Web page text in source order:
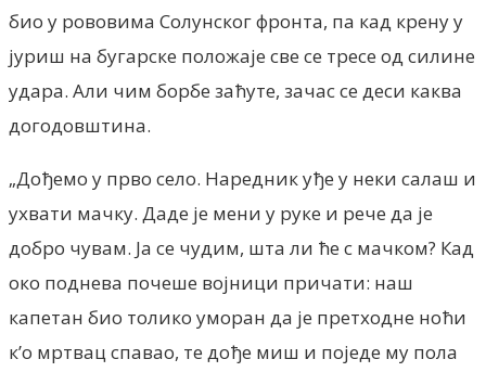
био у рововима Солунског фронта, па кад крену у
јуриш на бугарске положаје све се тресе од силине
удара. Али чим борбе заћуте, зачас се деси каква
догодовштина.
„Дођемо у прво село. Наредник уђе у неки салаш и
ухвати мачку. Даде је мени у руке и рече да је
добро чувам. Ја се чудим, шта ли ће с мачком? Кад
око поднева почеше војници причати: наш
капетан био толико уморан да је претходне ноћи
к’о мртвац спавао, те дође миш и поједе му пола